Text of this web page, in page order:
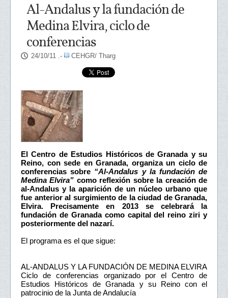
Al-Andalus y la fundación de
Medina Elvira, ciclo de
conferencias
24/10/11 .- CEHGR/ Tharg
El Centro de Estudios Históricos de Granada y su
Reino, con sede en Granada, organiza un ciclo de
conferencias sobre “Al-Andalus y la fundación de
Medina Elvira” como reflexión sobre la creación de
al-Andalus y la aparición de un núcleo urbano que
fue anterior al surgimiento de la ciudad de Granada,
Elvira. Precisamente en 2013 se celebrará la
fundación de Granada como capital del reino ziri y
posteriormente del nazarí.
El programa es el que sigue:
AL-ANDALUS Y LA FUNDACIÓN DE MEDINA ELVIRA
Ciclo de conferencias organizado por el Centro de
Estudios Históricos de Granada y su Reino con el
patrocinio de la Junta de Andalucía